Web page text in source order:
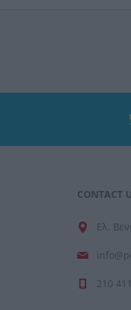
CONTACT
Ελ.
210